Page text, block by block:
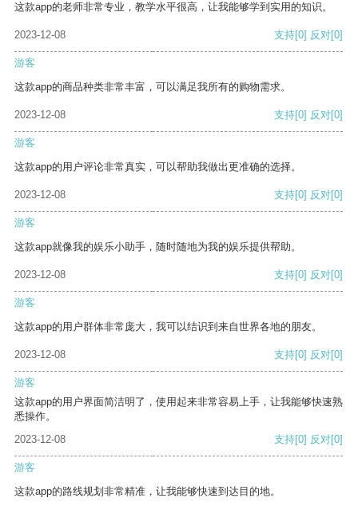
这款app的老师非常专业，教学水平很高，让我能够学到实用的知识。
2023-12-08 支持[0] 反对[0]
游客
这款app的商品种类非常丰富，可以满足我所有的购物需求。
2023-12-08 支持[0] 反对[0]
游客
这款app的用户评论非常真实，可以帮助我做出更准确的选择。
2023-12-08 支持[0] 反对[0]
游客
这款app就像我的娱乐小助手，随时随地为我的娱乐提供帮助。
2023-12-08 支持[0] 反对[0]
游客
这款app的用户群体非常庞大，我可以结识到来自世界各地的朋友。
2023-12-08 支持[0] 反对[0]
游客
这款app的用户界面简洁明了，使用起来非常容易上手，让我能够快速熟
悉操作。
2023-12-08
支持[0] 反对[0]
游客
这款app的路线规划非常精准，让我能够快速到达目的地。